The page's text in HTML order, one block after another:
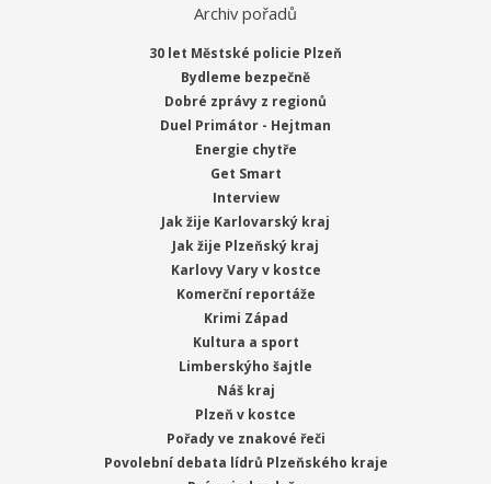
Archiv pořadů
30 let Městské policie Plzeň
Bydleme bezpečně
Dobré zprávy z regionů
Duel Primátor - Hejtman
Energie chytře
Get Smart
Interview
Jak žije Karlovarský kraj
Jak žije Plzeňský kraj
Karlovy Vary v kostce
Komerční reportáže
Krimi Západ
Kultura a sport
Limberskýho šajtle
Náš kraj
Plzeň v kostce
Pořady ve znakové řeči
Povolební debata lídrů Plzeňského kraje